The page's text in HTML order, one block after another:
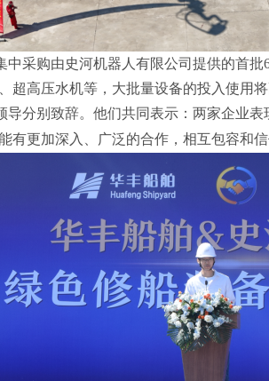
中采购由史河机器人有限公司提供的首
超高压水机等，大批量设备的投入使用
导分别致辞。他们共同表示：两家企业
有更加深入、广泛的合作 ，相互包容和信